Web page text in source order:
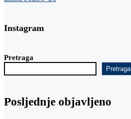
Instagram
Pretraga
Pretraga
Posljednje objavljeno